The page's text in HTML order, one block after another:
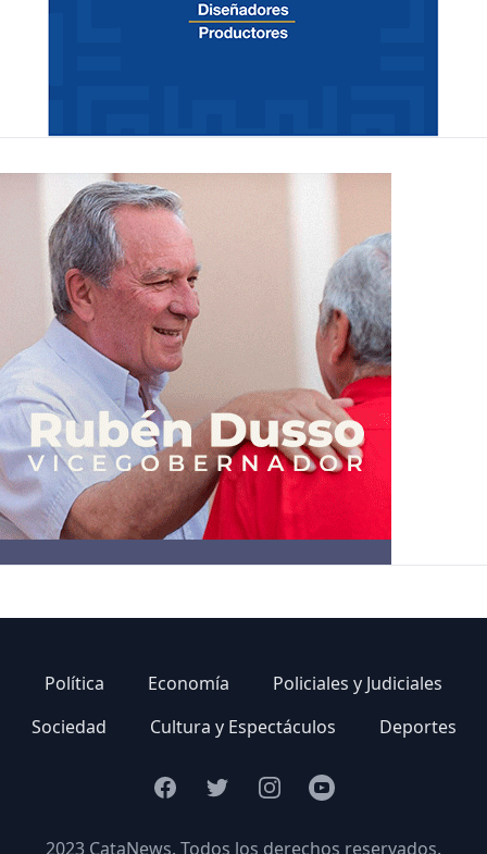
Política Economía
Policiales y Judiciales
Sociedad
Cultura y Espectáculos Deportes
FacebookTwitterInstagramYoutube
2023 CataNews. Todos los derechos reservados.